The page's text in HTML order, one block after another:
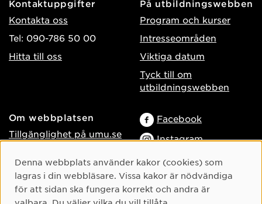
Kontaktuppgifter
Kontakta oss
Tel: 090-786 50 00
Hitta till oss
På utbildningswebben
Program och kurser
Intresseområden
Viktiga datum
Tyck till om
utbildningswebben
Om webbplatsen
Tillgänglighet på umu.se
personuppgifter
Hantera kakor
Facebook
Instagram
TikTok
Youtube
LinkedIn
Cookie-samtycke
Denna webbplats använder kakor (cookies) som
lagras i din webbläsare. Vissa kakor är nödvändiga
för att sidan ska fungera korrekt och andra är